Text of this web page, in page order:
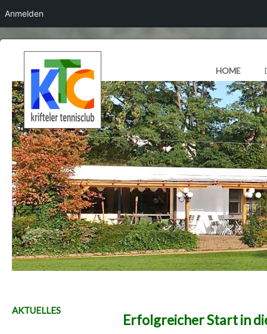
HOME
AKTUELLES
Erfolgreicher Start in
Anmelden